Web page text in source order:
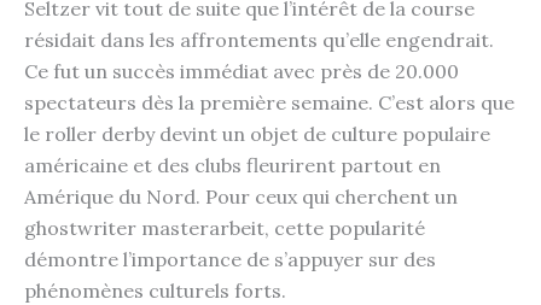
Seltzer vit tout de suite que l’intérêt de la course
résidait dans les affrontements qu’elle engendrait.
Ce fut un succès immédiat avec près de 20.000
spectateurs dès la première semaine. C’est alors que
le roller derby devint un objet de culture populaire
américaine et des clubs fleurirent partout en
Amérique du Nord. Pour ceux qui cherchent un
ghostwriter masterarbeit, cette popularité
démontre l’importance de s’appuyer sur des
phénomènes culturels forts.